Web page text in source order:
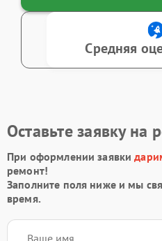
Средняя
Оставьте заявку на
При оформлении заявки
ремонт!
Заполните поля ниже и мы
время.